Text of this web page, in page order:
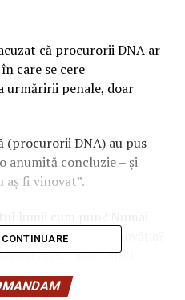
că procurorii DNA ar
care se cere
urmăririi penale, doar
(procurorii DNA) au pus
anumită concluzie – şi
aş fi vinovat”.
le probează nevinovăţia?
sunt rupţi